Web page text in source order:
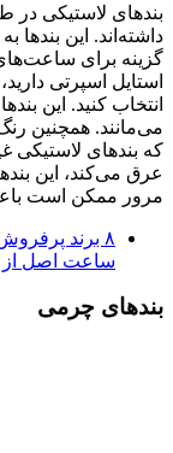
بندهای لاستیکی در
داشته‌اند. این
گزینه برای
استایل اسپرتی
انتخاب کنید. این
می‌مانند. همچنین
که بندهای لاستیکی
عرق می‌کند، این
مرور ممکن است
۸ برند
ساعت اصل از
بندهای چرمی